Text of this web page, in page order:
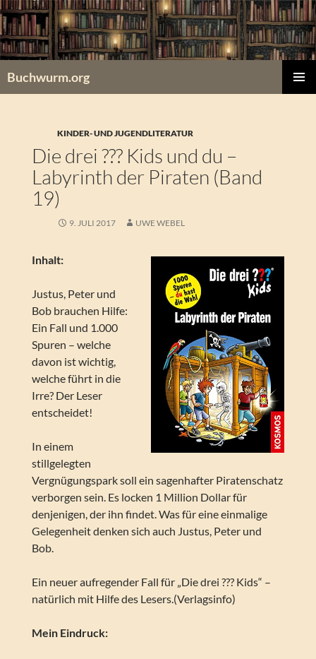
Zum
Inhalt
springen
Buchwurm.org
KINDER- UND JUGENDLITERATUR
Die drei ??? Kids und du –
Labyrinth der Piraten (Band
19)
9. JULI 2017 UWE WEBEL
Inhalt:
Justus, Peter und
Bob brauchen Hilfe:
Ein Fall und 1.000
Spuren – welche
davon ist wichtig,
welche führt in die
Irre? Der Leser
entscheidet!
In einem
stillgelegten
Vergnügungspark soll ein sagenhafter Piratenschatz
verborgen sein. Es locken 1 Million Dollar für
denjenigen, der ihn findet. Was für eine einmalige
Gelegenheit denken sich auch Justus, Peter und
Bob.
Ein neuer aufregender Fall für „Die drei ??? Kids“ –
natürlich mit Hilfe des Lesers.(Verlagsinfo)
Mein Eindruck: